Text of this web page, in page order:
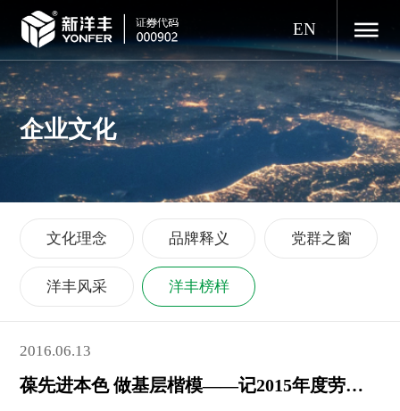
EN
企业文化
文化理念 品牌释义 党群之窗
洋丰风采 洋丰榜样
2016.06.13
葆先进本色 做基层楷模——记2015年度劳动模范、宜昌新洋丰磷铵厂三车间主任向志国